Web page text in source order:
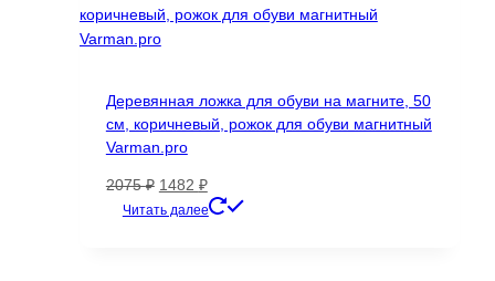
Деревянная ложка для обуви на магните, 50
см, коричневый, рожок для обуви магнитный
Varman.pro
2075₽ Первоначальная
цена
1482 ₽Текущая
цена:
Читать далее